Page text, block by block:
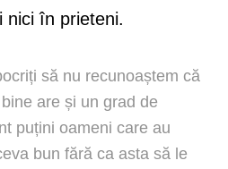
nici în prieteni.
să nu recunoaștem că
are și un grad de
puțini oameni care au
bun fără ca asta să le